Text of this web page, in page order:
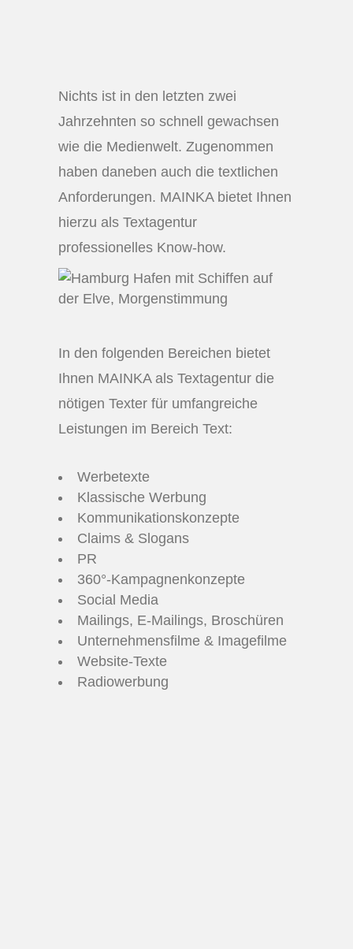
Nichts ist in den letzten zwei
Jahrzehnten so schnell gewachsen
wie die Medienwelt. Zugenommen
haben daneben auch die textlichen
Anforderungen. MAINKA bietet Ihnen
hierzu als Textagentur
professionelles Know-how.
In den folgenden Bereichen bietet
Ihnen MAINKA als Textagentur die
nötigen Texter für umfangreiche
Leistungen im Bereich Text:
Werbetexte
Klassische Werbung
Kommunikationskonzepte
Claims & Slogans
PR
360°-Kampagnenkonzepte
Social Media
Mailings, E-Mailings, Broschüren
Unternehmensfilme & Imagefilme
Website-Texte
Radiowerbung